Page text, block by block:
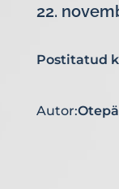
22.
Postitatud
Autor: